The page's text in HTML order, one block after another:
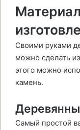
Своими руками
можно сделать
этого можно
камень.
Самый простой